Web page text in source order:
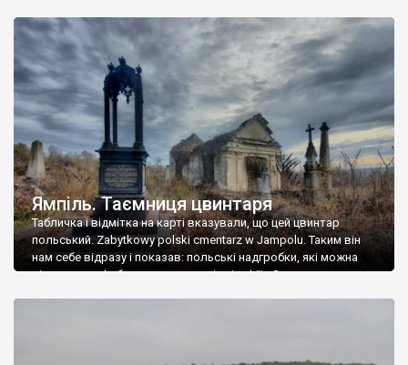
Ямпіль. Таємниця цвинтаря
Табличка і відмітка на карті вказували, що цей цвинтар
польський. Zabytkowy polski cmentarz w Jampolu. Таким він
нам себе відразу і показав: польські надгробки, які можна
віднести до фабричних, польські епітафії… Загалом цвинтар